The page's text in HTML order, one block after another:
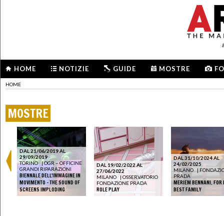
HOME NOTIZIE GUIDE MOSTRE
HOME
MOSTRE
DAL 21/06/2019 AL
29/09/2019
TORINO |OGR – OFFICINE
GRANDI RIPARAZIONI
BIENNALE DELL'IMMAGINE IN
MOVIMENTO - THE SOUND OF
SCREENS IMPLODING
DAL 19/02/2022 AL
27/06/2022
MILANO
| OSSERVATORIO
FONDAZIONE PRADA
ROLE PLAY
DAL 31/10/2024 AL
24/02/2025
MILANO |
PRADA
MERIEM BENNANI. FOR
BEST FAMILY